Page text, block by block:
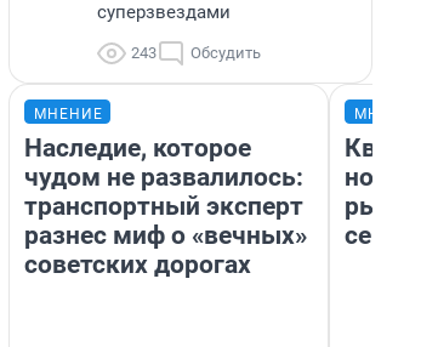
суперзвездами
243 Обсудить
МНЕНИЕ
Наследие, которое
чудом не развалилось:
транспортный эксперт
разнес миф о «вечных»
советских дорогах
но